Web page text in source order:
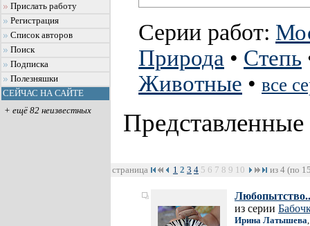
Прислать работу
Регистрация
Список авторов
Поиск
Подписка
Полезняшки
СЕЙЧАС НА САЙТЕ
+ ещё 82 неизвестных
Серии работ:
Природа • Степь
Животные • все
страница 1 2 3 4 5 6 7 8 9 10 из 4 (по
из серии
Ирина Латышева